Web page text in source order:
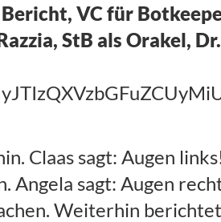
VC für
StB als Orakel,
Claas sagt: Augen
Angela sagt: Augen
Weiterhin